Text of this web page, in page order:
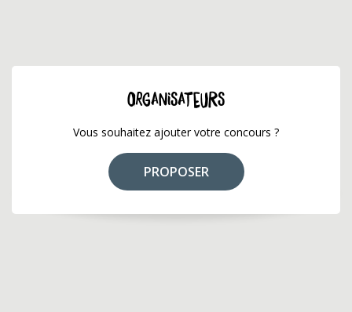
ORGANISATEURS
Vous souhaitez ajouter votre concours ?
PROPOSER